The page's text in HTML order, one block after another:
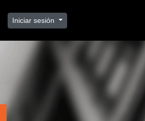
Iniciar sesión